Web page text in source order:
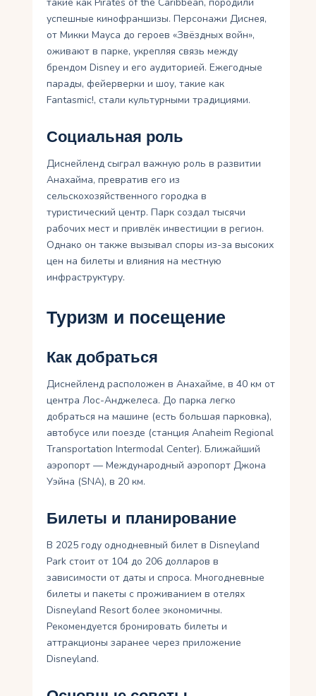
успешные кинофраншизы. Персонажи Диснея,
от Микки Мауса до героев «Звёздных войн»,
оживают в парке, укрепляя связь между
брендом Disney и его аудиторией. Ежегодные
парады, фейерверки и шоу, такие как
Fantasmic!, стали культурными традициями.
Социальная роль
Диснейленд сыграл важную роль в развитии
Анахайма, превратив его из
сельскохозяйственного городка в
туристический центр. Парк создал тысячи
рабочих мест и привлёк инвестиции в регион.
Однако он также вызывал споры из-за высоких
цен на билеты и влияния на местную
инфраструктуру.
Туризм и посещение
Как добраться
Диснейленд расположен в Анахайме, в 40 км от
центра Лос-Анджелеса. До парка легко
добраться на машине (есть большая парковка),
автобусе или поезде (станция Anaheim Regional
Transportation Intermodal Center). Ближайший
аэропорт — Международный аэропорт Джона
Уэйна (SNA), в 20 км.
Билеты и планирование
В 2025 году однодневный билет в Disneyland
Park стоит от 104 до 206 долларов в
зависимости от даты и спроса. Многодневные
билеты и пакеты с проживанием в отелях
Disneyland Resort более экономичны.
Рекомендуется бронировать билеты и
аттракционы заранее через приложение
Disneyland.